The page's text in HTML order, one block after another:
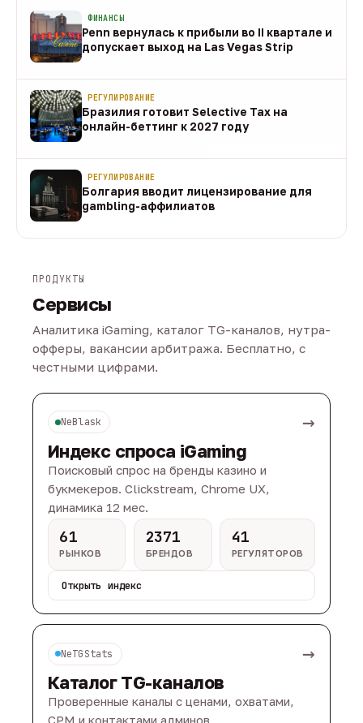
ФИНАНСЫ
Penn вернулась к прибыли во II квартале и
допускает выход на Las Vegas Strip
РЕГУЛИРОВАНИЕ
Бразилия готовит Selective Tax на
онлайн-беттинг к 2027 году
РЕГУЛИРОВАНИЕ
Болгария вводит лицензирование для
gambling-аффилиатов
ПРОДУКТЫ
Сервисы
Аналитика iGaming, каталог TG-каналов, нутра-
офферы, вакансии арбитража. Бесплатно, с
честными цифрами.
NeBlask →
Индекс спроса iGaming
Поисковый спрос на бренды казино и
букмекеров. Clickstream, Chrome UX,
динамика 12 мес.
61
РЫНКОВ
2371
БРЕНДОВ
41
РЕГУЛЯТОРОВ
Открыть индекс
NeTGStats →
Каталог TG-каналов
Проверенные каналы с ценами, охватами,
CPM и контактами админов.